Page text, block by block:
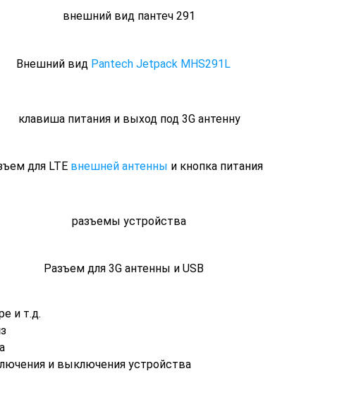
Внешний вид Pantech Jetpack MHS291L
для LTE внешней антенны и кнопка питания
Разъем для 3G антенны и USB
и т.д.
и выключения устройства